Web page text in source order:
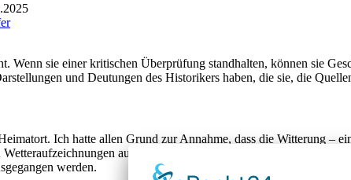
Wenn sie einer kritischen Überprüfung standhalten, können sie
und Deutungen des Historikers haben, die sie, die
Ich hatte allen Grund zur Annahme, dass die Witterung –
aus der Zeit bekannt, aber nach dem Ende
werden.